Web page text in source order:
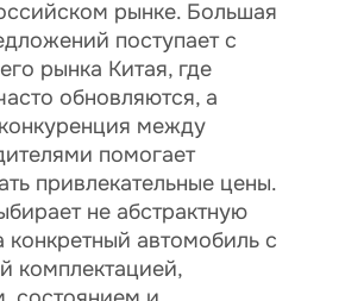
рынке. Большая
поступает с
рынка Китая, где
обновляются, а
между
помогает
привлекательные цены.
не абстрактную
конкретный автомобиль с
комплектацией,